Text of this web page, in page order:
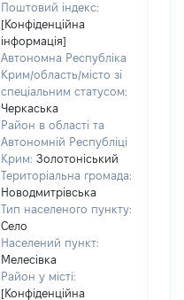
Поштовий індекс:
[Конфіденційна
інформація]
Автономна Республіка
Крим/область/місто зі
спеціальним статусом:
Черкаська
Район в області та
Автономній Республіці
Крим: Золотоніський
Територіальна громада:
Новодмитрівська
Тип населеного пункту:
Село
Населений пункт:
Мелесівка
Район у місті:
[Конфіденційна